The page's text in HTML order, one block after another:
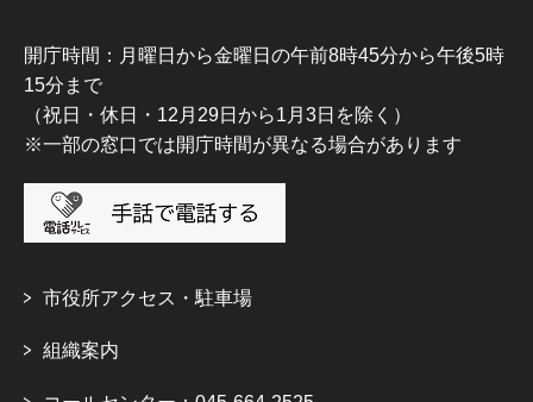
開庁時間：月曜日から金曜日の午前8時45分から午後5時
15分まで
（祝日・休日・12月29日から1月3日を除く）
※一部の窓口では開庁時間が異なる場合があります
市役所アクセス・駐車場
組織案内